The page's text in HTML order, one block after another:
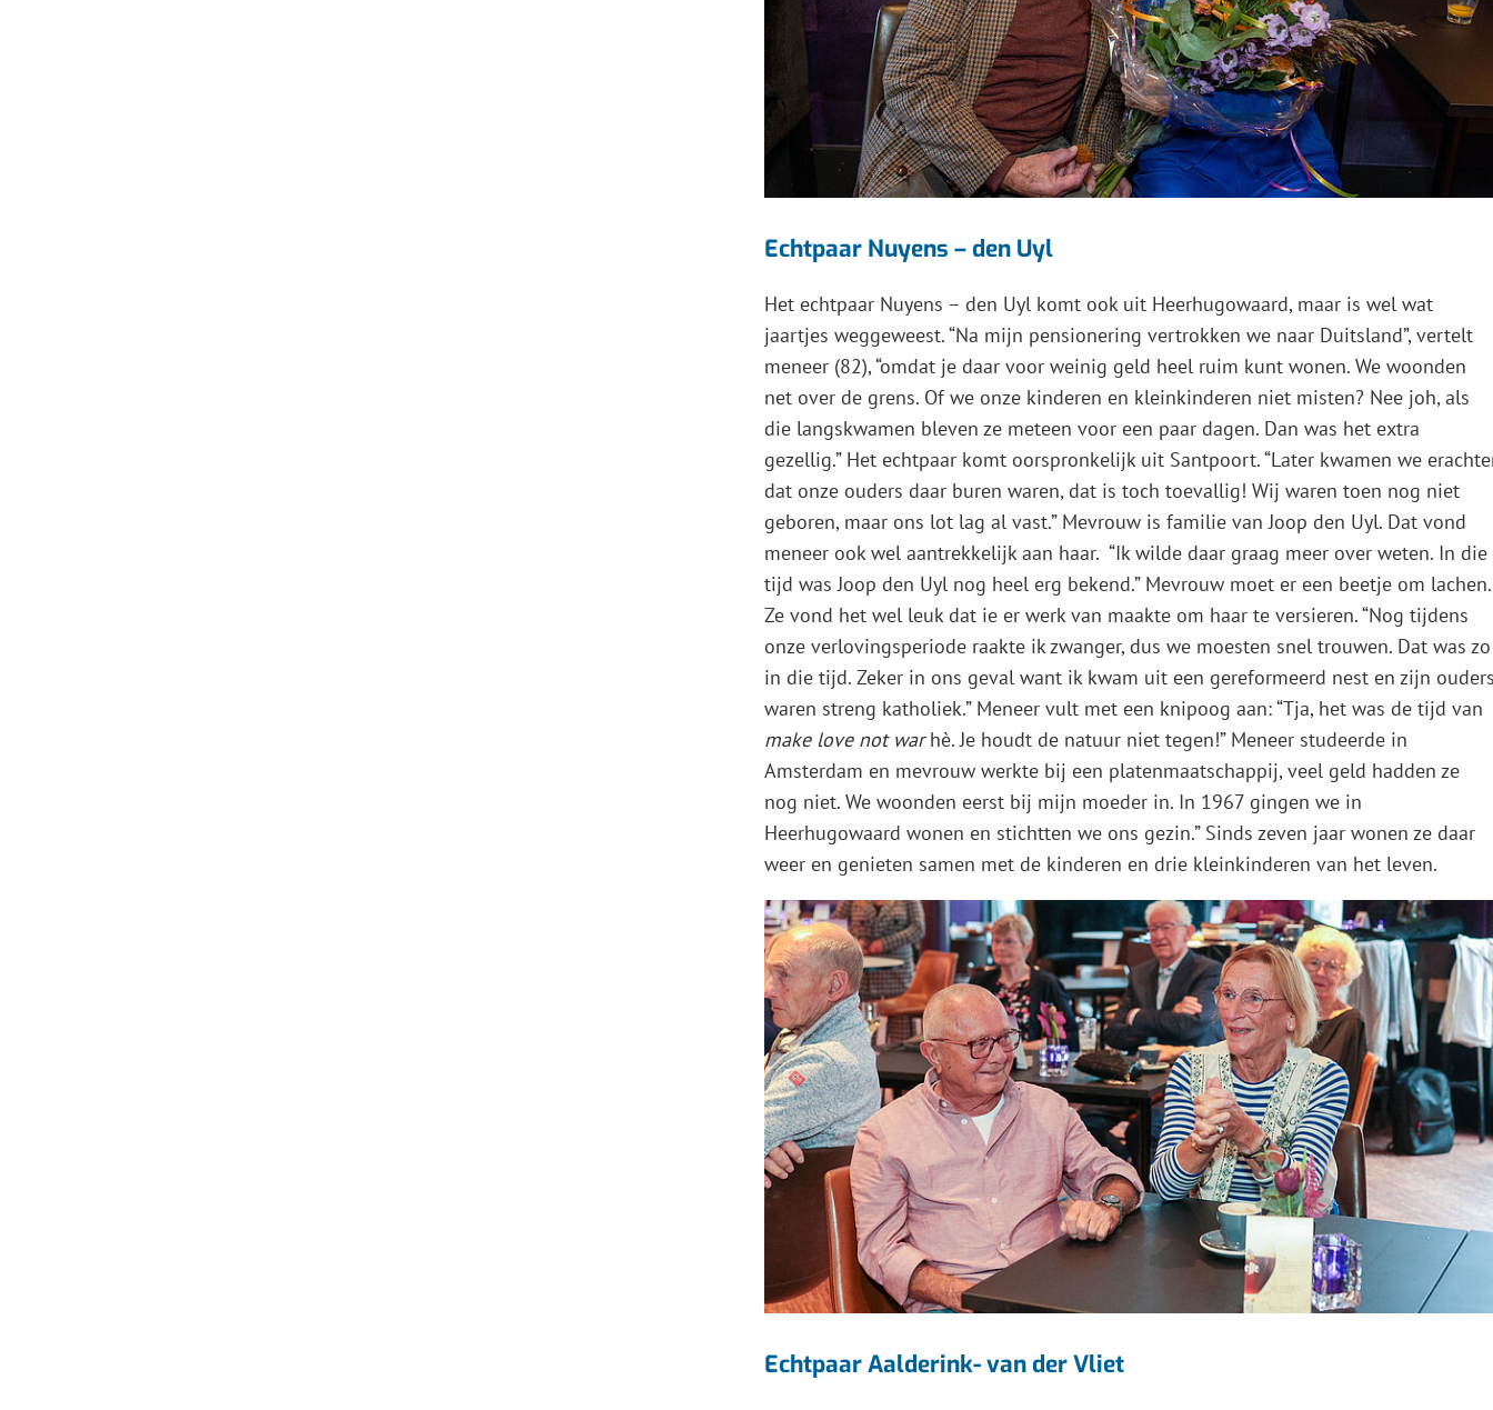
Echtpaar Nuyens – den Uyl
Het echtpaar Nuyens – den Uyl komt ook uit Heerhugowaard, maar is wel wat
jaartjes weggeweest. “Na mijn pensionering vertrokken we naar Duitsland”, vertelt
meneer (82), “omdat je daar voor weinig geld heel ruim kunt wonen. We woonden
net over de grens. Of we onze kinderen en kleinkinderen niet misten? Nee joh, als
die langskwamen bleven ze meteen voor een paar dagen. Dan was het extra
gezellig.” Het echtpaar komt oorspronkelijk uit Santpoort. “Later kwamen we
dat onze ouders daar buren waren, dat is toch toevallig! Wij waren toen nog niet
geboren, maar ons lot lag al vast.” Mevrouw is familie van Joop den Uyl. Dat vond
meneer ook wel aantrekkelijk aan haar. “Ik wilde daar graag meer over weten. In die
tijd was Joop den Uyl nog heel erg bekend.” Mevrouw moet er een beetje om lachen.
Ze vond het wel leuk dat ie er werk van maakte om haar te versieren. “Nog tijdens
onze verlovingsperiode raakte ik zwanger, dus we moesten snel trouwen. Dat was zo
in die tijd. Zeker in ons geval want ik kwam uit een gereformeerd nest en zijn
waren streng katholiek.” Meneer vult met een knipoog aan: “Tja, het was de tijd van
make love not warhè. Je houdt de natuur niet tegen!” Meneer studeerde in
Amsterdam en mevrouw werkte bij een platenmaatschappij, veel geld hadden ze
nog niet. We woonden eerst bij mijn moeder in. In 1967 gingen we in
Heerhugowaard wonen en stichtten we ons gezin.” Sinds zeven jaar wonen ze daar
weer en genieten samen met de kinderen en drie kleinkinderen van het leven.
Echtpaar Aalderink- van der Vliet